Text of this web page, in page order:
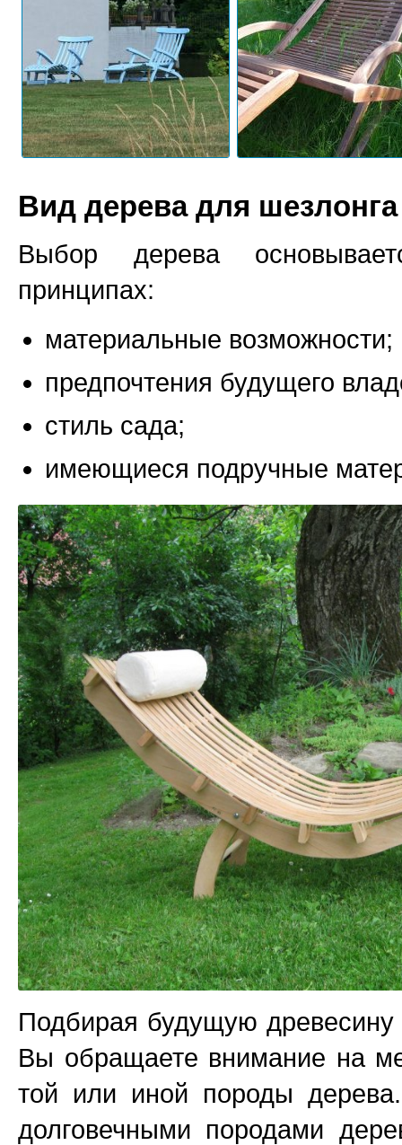
Вид дерева для шезлонга
Выбор дерева
принципах:
материальные возможности;
предпочтения будущего
стиль сада;
имеющиеся подручные
Подбирая будущую древесину
Вы обращаете внимание на
той или иной породы
долговечными породами